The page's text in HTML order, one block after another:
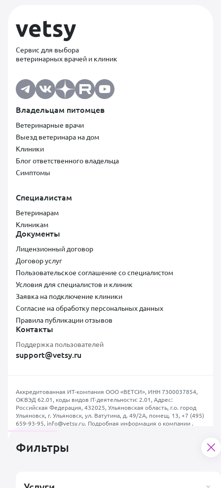
Фильтры
Сервис для выбора
ветеринарных врачей и клиник
Владельцам питомцев
Ветеринарные врачи
Выезд ветеринара на дом
Клиники
Блог ответственного владельца
Симптомы
Специалистам
Ветеринарам
Клиникам
Документы
Лицензионный договор
Договор услуг
Пользовательское соглашение со специалистом
Условия для специалистов и клиник
Заявка на подключение клиники
Согласие на обработку персональных данных
Правила публикации отзывов
Контакты
Поддержка пользователей
support@vetsy.ru
Аккредитованная ИТ-компания ООО «ВЕТСИ», ИНН 7300037854,
ОКВЭД 62.01, коды видов IT-деятельности: 2.01, Адрес:
Российская Федерация, 432025, Ульяновская область, г.о. город
Ульяновск, г. Ульяновск, ул. Ватутина, д. 49/2А, помещ. 13, +7 (495)
659-93-95, info@vetsy.ru. Подробная информация о компании.
Политика конфиденциальности
2026 © ООО «Ветси»,